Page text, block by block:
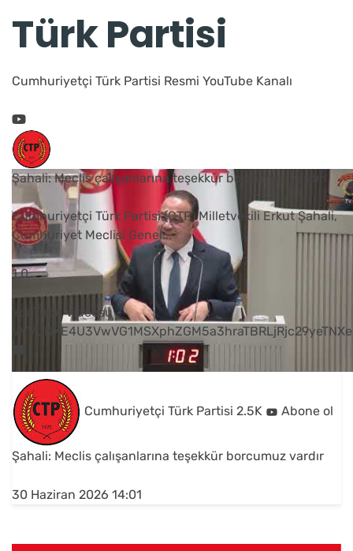
Türk Partisi
Cumhuriyetçi Türk Partisi Resmi YouTube Kanalı
Şahali: Meclis çalışanlarına teşekkür borcumuz vardır
Cumhuriyetçi Türk Partisi (CTP) Milletvekili Erkut Şahali,
Cumhuriyet Meclisi Genel...
1 0
YouTube Videosu
Cumhuriyetçi Türk Partisi 2.5K Abone ol
Şahali: Meclis çalışanlarına teşekkür borcumuz vardır
30 Haziran 2026 14:01